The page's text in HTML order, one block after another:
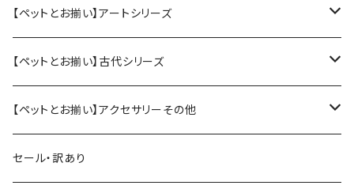
ペット用アクセサリー
大（犬、大型猫用）
小（猫、小型犬用）
人間用アクセサリー
ピアス／イヤリング
ヘアバンド（大人用）
【ペットとお揃い】アートシリーズ
ペット用アクセサリー
スタイ（小）
スタイ（大）
人間用アクセサリー
ヘアアクセサリー
【ペットとお揃い】古代シリーズ
ペット用アクセサリー
みずら、貫頭衣
人間用アクセサリー
【ペットとお揃い】アクセサリーその他
ペット用
セール・訳あり